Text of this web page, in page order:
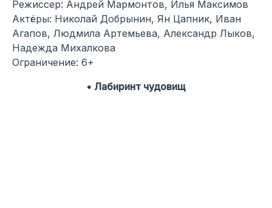
Режиссер: Андрей Мармонтов, Илья Максимов
Актёры: Николай Добрынин, Ян Цапник, Иван
Агапов, Людмила Артемьева, Александр Лыков,
Надежда Михалкова
Ограничение: 6+
• Лабиринт чудовищ